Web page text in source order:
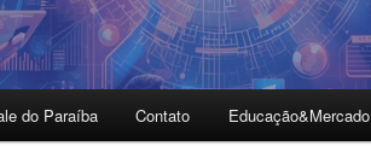
do Paraíba Contato Educação&Mercado